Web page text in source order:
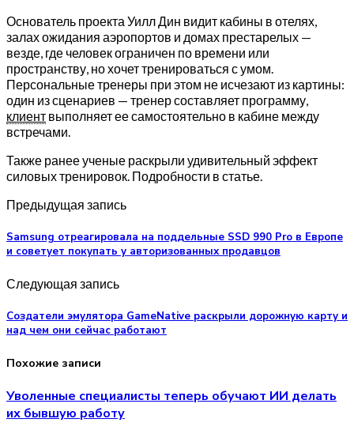
Основатель проекта Уилл Дин видит кабины в отелях,
залах ожидания аэропортов и домах престарелых —
везде, где человек ограничен по времени или
пространству, но хочет тренироваться с умом.
Персональные тренеры при этом не исчезают из картины:
один из сценариев — тренер составляет программу,
клиент выполняет ее самостоятельно в кабине между
встречами.
Также ранее ученые раскрыли удивительный эффект
силовых тренировок. Подробности в статье.
Предыдущая запись
Samsung отреагировала на поддельные SSD 990 Pro в Европе
и советует покупать у авторизованных продавцов
Следующая запись
Создатели эмулятора GameNative раскрыли дорожную карту и
над чем они сейчас работают
Похожие записи
Уволенные специалисты теперь обучают ИИ делать
их бывшую работу